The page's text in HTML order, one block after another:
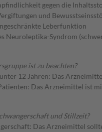
gegen die
und
Leberfunktion
Neuroleptika-Syndrom
ist zu beachten?
12 Jahren: Das
Das Arzneimittel ist
und Stillzeit?
Das Arzneimittel